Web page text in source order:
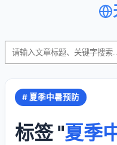
# 夏季中暑预防
标签 "夏季